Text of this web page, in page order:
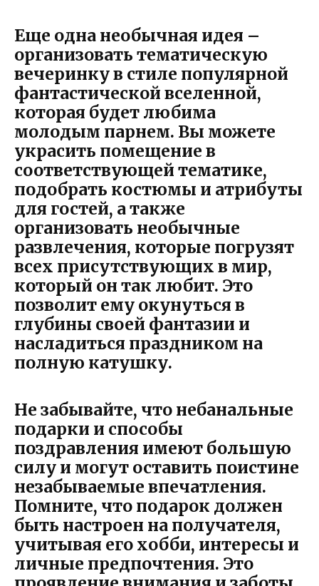
Еще одна необычная идея –
организовать тематическую
вечеринку в стиле популярной
фантастической вселенной,
которая будет любима
молодым парнем. Вы можете
украсить помещение в
соответствующей тематике,
подобрать костюмы и атрибуты
для гостей, а также
организовать необычные
развлечения, которые погрузят
всех присутствующих в мир,
который он так любит. Это
позволит ему окунуться в
глубины своей фантазии и
насладиться праздником на
полную катушку.
Не забывайте, что небанальные
подарки и способы
поздравления имеют большую
силу и могут оставить поистине
незабываемые впечатления.
Помните, что подарок должен
быть настроен на получателя,
учитывая его хобби, интересы и
личные предпочтения. Это